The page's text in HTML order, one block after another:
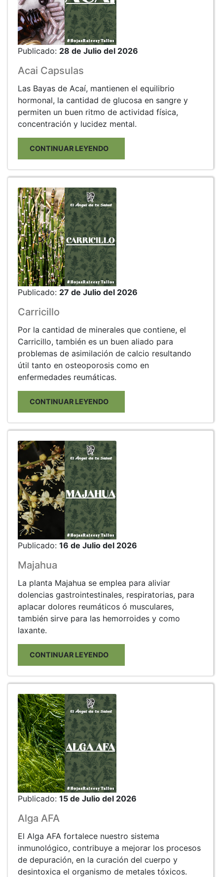
Publicado: 28 de Julio del 2026
Acai Capsulas
Las Bayas de Acaí, mantienen el equilibrio
hormonal, la cantidad de glucosa en sangre y
permiten un buen ritmo de actividad física,
concentración y lucidez mental.
CONTINUAR LEYENDO
Publicado: 27 de Julio del 2026
Carricillo
Por la cantidad de minerales que contiene, el
Carricillo, también es un buen aliado para
problemas de asimilación de calcio resultando
útil tanto en osteoporosis como en
enfermedades reumáticas.
CONTINUAR LEYENDO
Publicado: 16 de Julio del 2026
Majahua
La planta Majahua se emplea para aliviar
dolencias gastrointestinales, respiratorias, para
aplacar dolores reumáticos ó musculares,
también sirve para las hemorroides y como
laxante.
CONTINUAR LEYENDO
Publicado: 15 de Julio del 2026
Alga AFA
El Alga AFA fortalece nuestro sistema
inmunológico, contribuye a mejorar los procesos
de depuración, en la curación del cuerpo y
desintoxica el organismo de metales tóxicos.